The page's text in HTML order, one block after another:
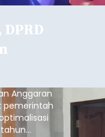
Anggaran
pemerintah